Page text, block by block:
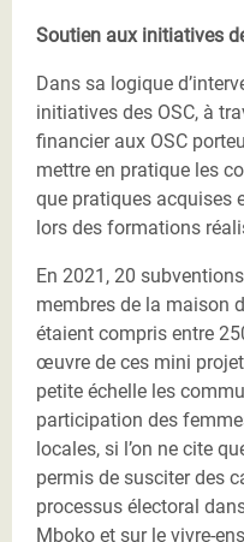
Soutien aux initiatives
Dans sa logique
initiatives des OSC, à
financier aux OSC
mettre en pratique les
que pratiques acquises
lors des formations
En 2021, 20
membres de la maison
étaient compris entre
œuvre de ces mini
petite échelle les
participation des
locales, si l’on ne cite
permis de susciter des
processus électoral
Mboko et sur le vivre-